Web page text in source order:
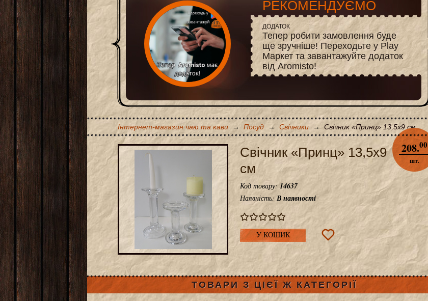
РЕКОМЕНДУЄМО
ДОДАТОК
Тепер робити замовлення буде
ще зручніше! Переходьте у Play
Маркет та завантажуйте додаток
від Aromisto!
Інтернет-магазин чаю та кави → Посуд → Свічники → Свічник «Принц» 13,5x9 см
Свічник «Принц» 13,5x9
см
208.00
шт.
Код товару:14637
Наявність: В наявності
У КОШИК
ТОВАРИ З ЦІЄЇ Ж КАТЕГОРІЇ